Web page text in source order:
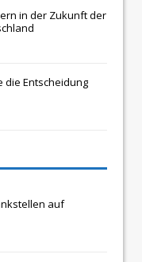
in der Zukunft der
die Entscheidung
auf